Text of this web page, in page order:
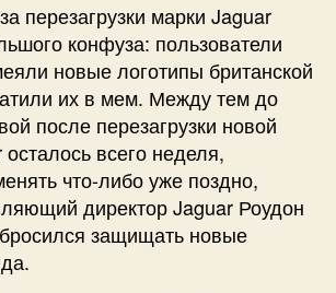
перезагрузки марки Jaguar
конфуза: пользователи
новые логотипы британской
их в мем. Между тем до
после перезагрузки новой
всего неделя,
что-либо уже поздно,
директор Jaguar Роудон
защищать новые